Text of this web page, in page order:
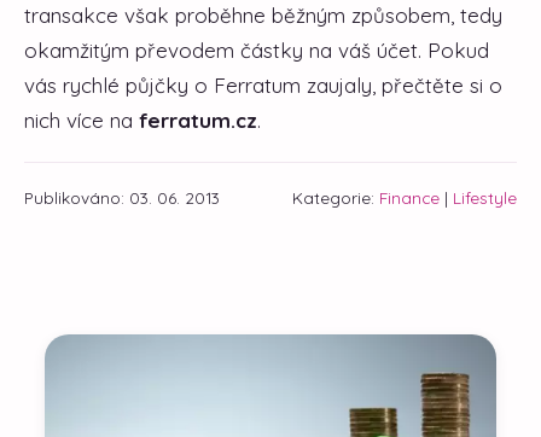
transakce však proběhne běžným způsobem, tedy
okamžitým převodem částky na váš účet. Pokud
vás rychlé půjčky o Ferratum zaujaly, přečtěte si o
nich více na ferratum.cz.
Publikováno: 03. 06. 2013 Kategorie: Finance | Lifestyle